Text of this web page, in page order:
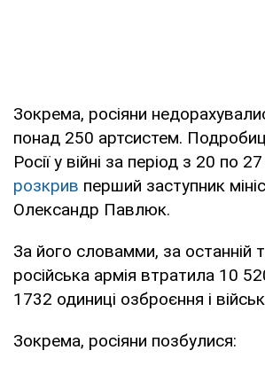
Зокрема, росіяни
понад 250 артсистем.
Росії у війні за період з 20 по
розкрив перший заступник
Олександр Павлюк.
За його словамми, за останній
російська армія втратила 10
1732 одиниці озброєння і
Зокрема, росіяни позбулися: